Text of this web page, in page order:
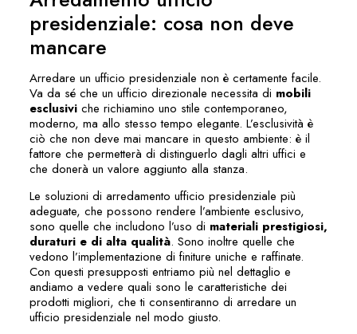
presidenziale: cosa non deve
mancare
Arredare un ufficio presidenziale non è certamente facile.
Va da sé che un ufficio direzionale necessita di mobili
esclusiviche richiamino uno stile contemporaneo,
moderno, ma allo stesso tempo elegante. L’esclusività è
ciò che non deve mai mancare in questo ambiente: è il
fattore che permetterà di distinguerlo dagli altri uffici e
che donerà un valore aggiunto alla stanza.
Le soluzioni di arredamento ufficio presidenziale più
adeguate, che possono rendere l’ambiente esclusivo,
sono quelle che includono l’uso di materiali prestigiosi,
duraturi e di alta qualità. Sono inoltre quelle che
vedono l’implementazione di finiture uniche e raffinate.
Con questi presupposti entriamo più nel dettaglio e
andiamo a vedere quali sono le caratteristiche dei
prodotti migliori, che ti consentiranno di arredare un
ufficio presidenziale nel modo giusto.